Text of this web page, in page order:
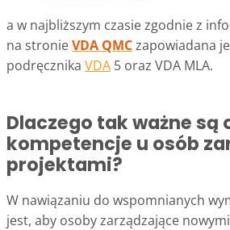
a w najbliższym czasie zgodnie z
na stronieVDA QMCzapowiadana
podręcznika VDA 5 oraz VDA MLA.
Dlaczego tak ważne są
kompetencje u osób
projektami?
W nawiązaniu do wspomnianych
jest, aby osoby zarządzające